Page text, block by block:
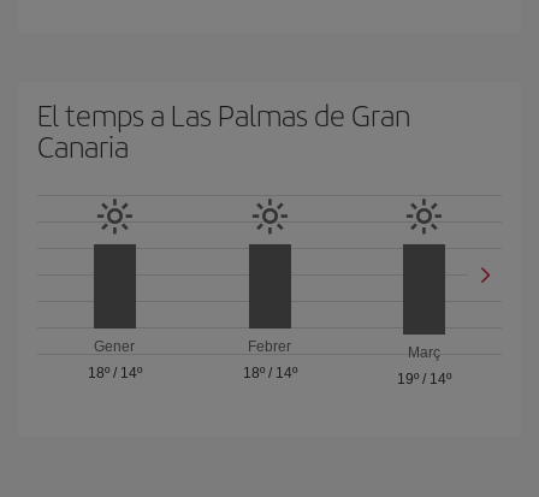
El temps a Las Palmas de Gran
Canaria
Gener
18º/ 14º
Febrer
18º/ 14º
Març
19º / 14º